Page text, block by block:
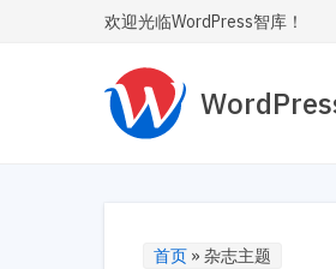
欢迎光临WordPress智库！
首页 » 杂志主题